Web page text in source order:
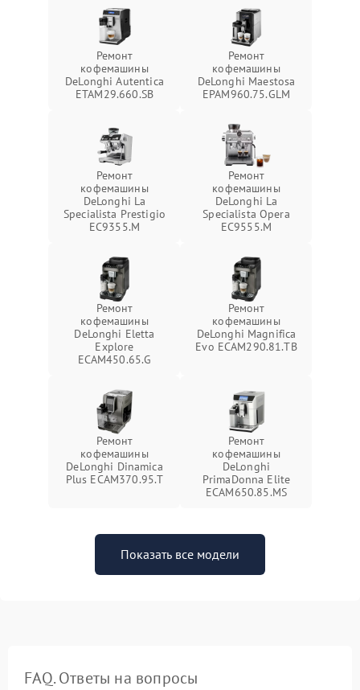
Ремонт
кофемашины
DeLonghi Autentica
ETAM29.660.SB
Ремонт
кофемашины
DeLonghi Maestosa
EPAM960.75.GLM
Ремонт
кофемашины
DeLonghi La
Specialista Prestigio
EC9355.M
Ремонт
кофемашины
DeLonghi La
Specialista Opera
EC9555.M
Ремонт
кофемашины
DeLonghi Eletta
Explore
ECAM450.65.G
Ремонт
кофемашины
DeLonghi Magnifica
Evo ECAM290.81.TB
Ремонт
кофемашины
DeLonghi Dinamica
Plus ECAM370.95.T
Ремонт
кофемашины
DeLonghi
PrimaDonna Elite
ECAM650.85.MS
Показать все модели
FAQ. Ответы на вопросы